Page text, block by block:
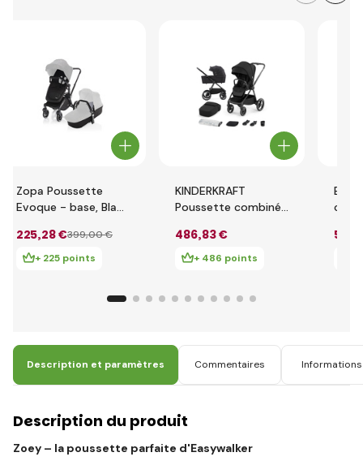
Zopa Poussette
Evoque - base, Black
225,28 €399,00 €
+ 225 points
KINDERKRAFT
Poussette combinée
Black
486,83 €
+ 486 points
561
Description et paramètres Commentaires
Description du produit
Zoey – la poussette parfaite d'Easywalker